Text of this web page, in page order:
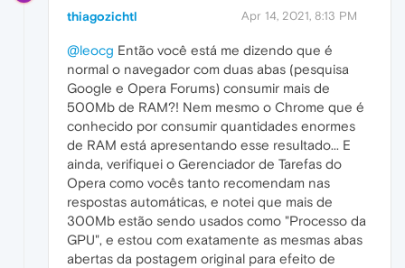
thiagozichtl Apr 14, 2021, 8:13 PM
@leocg Então você está me dizendo que é
normal o navegador com duas abas (pesquisa
Google e Opera Forums) consumir mais de
500Mb de RAM?! Nem mesmo o Chrome que é
conhecido por consumir quantidades enormes
de RAM está apresentando esse resultado... E
ainda, verifiquei o Gerenciador de Tarefas do
Opera como vocês tanto recomendam nas
respostas automáticas, e notei que mais de
300Mb estão sendo usados como "Processo da
GPU", e estou com exatamente as mesmas abas
abertas da postagem original para efeito de